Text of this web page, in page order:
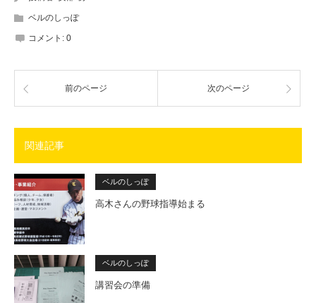
ベルのしっぽ
コメント: 0
前のページ 次のページ
関連記事
ベルのしっぽ
高木さんの野球指導始まる
ベルのしっぽ
講習会の準備